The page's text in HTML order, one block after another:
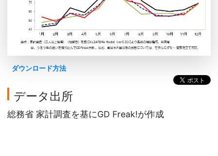
ダウンロード方法
データ出所
総務省 家計調査を基にGD Freak!が作成